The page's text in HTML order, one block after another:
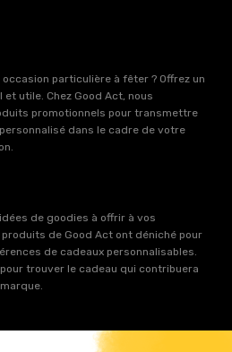
occasion particulière à fêter ? Offrez un
et utile. Chez Good Act, nous
promotionnels pour transmettre
dans le cadre de votre
de goodies à offrir à vos
de Good Act ont déniché pour
de cadeaux personnalisables.
trouver le cadeau qui contribuera